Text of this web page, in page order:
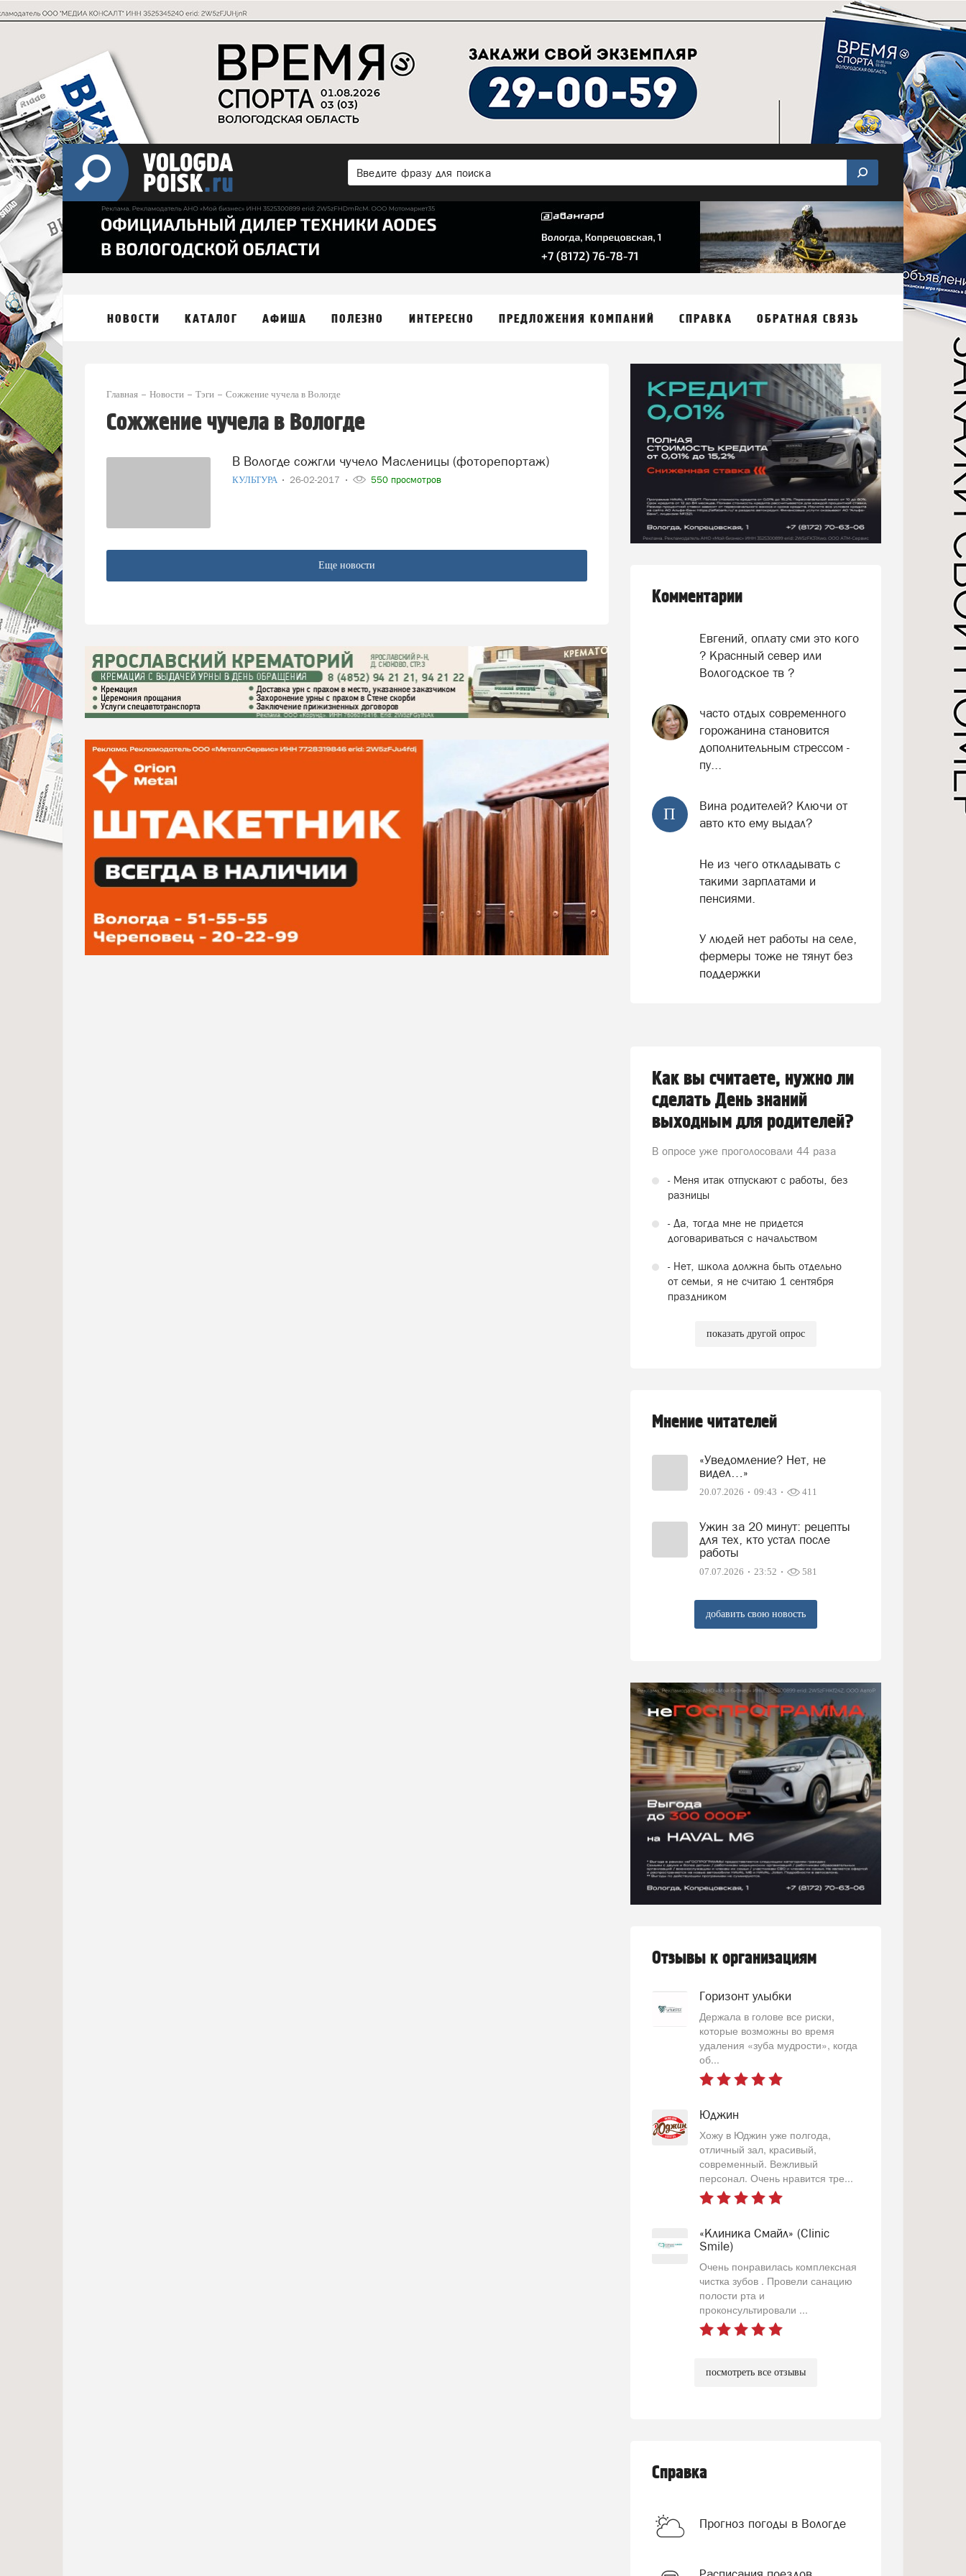
НОВОСТИ КАТАЛОГ АФИША ПОЛЕЗНО ИНТЕРЕСНО ПРЕДЛОЖЕНИЯ КОМПАНИЙ СПРАВКА ОБРАТНАЯ СВЯЗЬ
Главная Новости Тэги Сожжение чучела в Вологде
Сожжение чучела в Вологде
В Вологде сожгли чучело Масленицы (фоторепортаж)
КУЛЬТУРА 26-02-2017 550 просмотров
Еще новости
Комментарии
Евгений, оплату сми это кого
? Краснный север или
Вологодское тв ?
часто отдых современного
горожанина становится
дополнительным стрессом -
пу...
П
Вина родителей? Ключи от
авто кто ему выдал?
Не из чего откладывать с
такими зарплатами и
пенсиями.
У людей нет работы на селе,
фермеры тоже не тянут без
поддержки
Как вы считаете, нужно ли
сделать День знаний
выходным для родителей?
В опросе уже проголосовали 44 раза
- Меня итак отпускают с работы, без
разницы
- Да, тогда мне не придется
договариваться с начальством
- Нет, школа должна быть отдельно
от семьи, я не считаю 1 сентября
праздником
показать другой опрос
Мнение читателей
«Уведомление? Нет, не
видел…»
20.07.2026 09:43 411
Ужин за 20 минут: рецепты
для тех, кто устал после
работы
07.07.2026 23:52 581
добавить свою новость
Отзывы к организациям
Горизонт улыбки
Держала в голове все риски,
которые возможны во время
удаления «зуба мудрости», когда
об...
Юджин
Хожу в Юджин уже полгода,
отличный зал, красивый,
современный. Вежливый
персонал. Очень нравится тре...
«Клиника Смайл» (Clinic
Smile)
Очень понравилась комплексная
чистка зубов . Провели санацию
полости рта и
проконсультировали ...
посмотреть все отзывы
Справка
Прогноз погоды в Вологде